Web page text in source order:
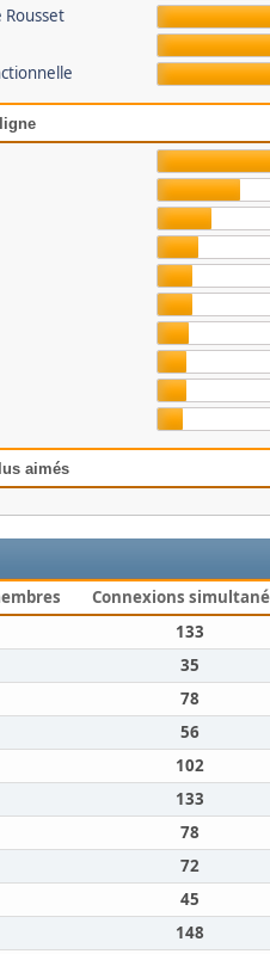
Rousset
aimés
Connexions
133
35
78
56
102
133
78
72
45
148